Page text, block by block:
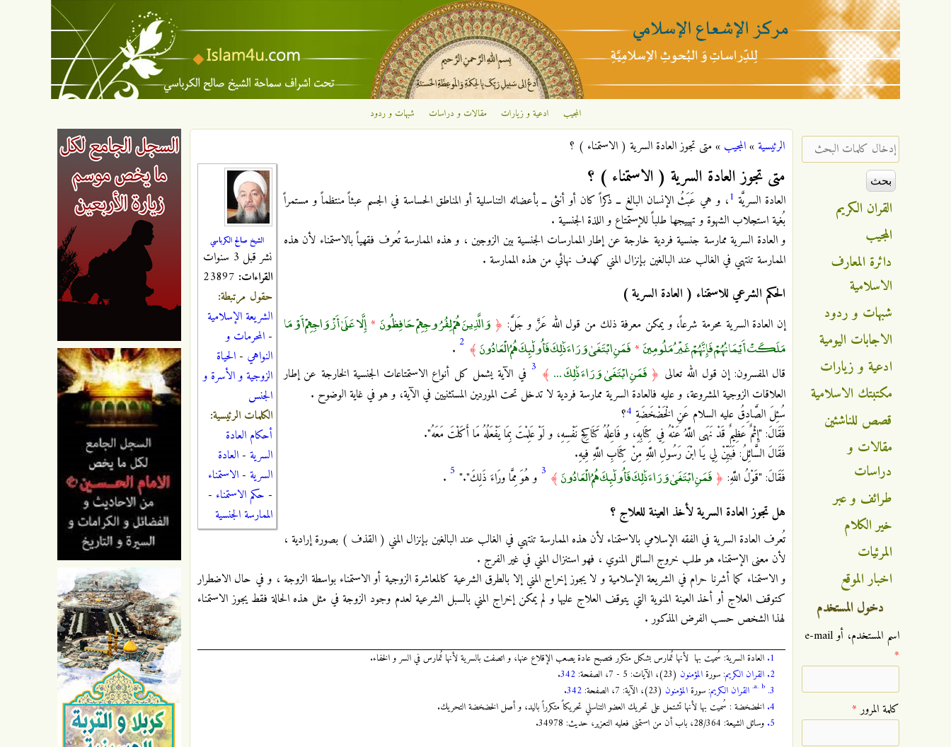
تجاوز إلى المحتوى الرئيسي
الإشعاع
الإسلامي
المجيب ادعية و زيارات مقالات و دراسات شبهات و ردود
أنت هنا
الرئيسية»المجيب »متى تجوز العادة السرية ( الاستمناء ) ؟
الشيخ صالح الكرباسي
نشر قبل 3 سنوات
القراءات:
حقول مرتبطة:
الشريعة الإسلامية
- المحرمات و
النواهي - الحياة
الزوجية و الأسرة و
الجنس
الكلمات الرئيسية:
أحكام العادة
السرية - العادة
السرية - الاستمناء
- حكم الاستمناء -
الممارسة الجنسية
متى تجوز العادة السرية ( الاستمناء ) ؟
العادة السريَّة 1، و هي عَبَثُ الإنسان البالغ ــ ذكراً كان أو أنثى ــ بأعضائه التناسلية أو المناطق الحساسة في الجسم عبثاً منتظماً و مستمراً
بُغية استجلاب الشهوة و تهييجها طلباً للإستمتاع و اللذة الجنسية .
و العادة السرية ممارسة جنسية فردية خارجة عن إطار الممارسات الجنسية بين الزوجين ، و هذه الممارسة تُعرف فقهياً بالاستمناء لأن هذه
الممارسة تنتهي في الغالب عند البالغين بإنزال المني كهدف نهائي من هذه الممارسة .
الحكم الشرعي للاستمناء ( العادة السرية )
إن العادة السرية محرمة شرعاً، و يمكن معرفة ذلك من قول الله عَزَّ و جَلَّ: ﴿ وَالَّذِينَ هُمْ لِفُرُوجِهِمْ حَافِظُونَ*إِلَّا عَلَىٰ أَزْوَاجِهِمْ أَوْ مَا
مَلَكَتْ أَيْمَانُهُمْ فَإِنَّهُمْ غَيْرُ مَلُومِينَ * فَمَنِ ابْتَغَىٰ وَرَاءَ ذَٰلِكَ فَأُولَٰئِكَ هُمُ الْعَادُونَ ﴾ 2
.
قال المفسرون: إن قول الله تعالى ﴿ فَمَنِ ابْتَغَىٰ وَرَاءَ ذَٰلِكَ ... ﴾ 3 في الآية يشمل كل أنواع الاستمتاعات الجنسية الخارجة عن إطار
العلاقات الزوجية المشروعة، و عليه فالعادة السرية ممارسة فردية لا تدخل تحت الموردين المستثنيين في الآية، و هو في غاية الوضوح .
سُئِلَ الصَّادِقُ عليه السلام عَنِ الْخَضْخَضَةِ 4؟
فَقَالَ: "إِثْمٌ عَظِيمٌ قَدْ نَهَى اللَّهُ عَنْهُ فِي كِتَابِهِ، و فَاعِلُهُ كَنَاكِحِ نَفْسِهِ، و لَوْ عَلِمْتَ بِمَا يَفْعَلُهُ مَا أَكَلْتَ مَعَهُ".
فَقَالَ السَّائِلُ: فَبَيِّنْ لِي يَا ابْنَ رَسُولِ اللَّهِ مِنْ كِتَابِ اللَّهِ فِيهِ.
فَقَالَ: "قَوْلُ اللَّهِ: ﴿ فَمَنِ ابْتَغَىٰ وَرَاءَ ذَٰلِكَ فَأُولَٰئِكَ هُمُ الْعَادُونَ ﴾ 3 و هُوَ مِمَّا ورَاءَ ذَلِكَ"." 5
.
هل تجوز العادة السرية لأخذ العينة للعلاج ؟
تُعرف العادة السرية في الفقه الإسلامي بالاستمناء لأن هذه الممارسة تنتهي في الغالب عند البالغين بإنزال المني ( القذف ) بصورة إرادية ،
لأن معنى الإستمناء هو طلب خروج السائل المنوي ، فهو استنزال المني في غير الفرج .
و الاستمناء كما أشرنا حرام في الشريعة الإسلامية و لا يجوز إخراج المني إلا بالطرق الشرعية كالمعاشرة الزوجية أو الاستمناء بواسطة الزوجة ، و في حال الاضطرار
كتوقف العلاج أو أخذ العينة المنوية التي يتوقف العلاج عليها و لم يمكن إخراج المني بالسبل الشرعية لعدم وجود الزوجة في مثل هذه الحالة فقط يجوز الاستمناء
لهذا الشخص حسب الفرض المذكور .
1. العادة السرية: سُميت بها لأنها تُمارس بشكل متكرر فتصبح عادة يصعب الإقلاع عنها، و اتصفت بالسرية لأنها تُمارس في السر و الخفاء.
2. القران الكريم: سورةالمؤمنون (23)، الآيات: 5 - 7، الصفحة: 342
.
3.
a. b. القران الكريم: سورةالمؤمنون (23)، الآية: 7، الصفحة: 342
.
4. الخضخضة : سُميت بها لأنها تشتمل على تحريك العضو التناسلي تحريكاً متكرراً باليد، و أصل الخضخضة التحريك.
5. وسائل ‏الشيعة: 28/364، باب أن من استمنى فعليه التعزير، حديث: 34978.
‏إدخال كلمات البحث ‏
القران الكريم
المجيب
دائرة المعارف
الاسلامية
شبهات و ردود
الاجابات اليومية
ادعية و زيارات
مكتبتك الاسلامية
قصص للناشئين
مقالات و
دراسات
طرائف و عبر
خير الكلام
المرئيات
اخبار الموقع
دخول المستخدم
‏اسم المستخدم، أو e-mail
*
‏كلمة المرور ‏*